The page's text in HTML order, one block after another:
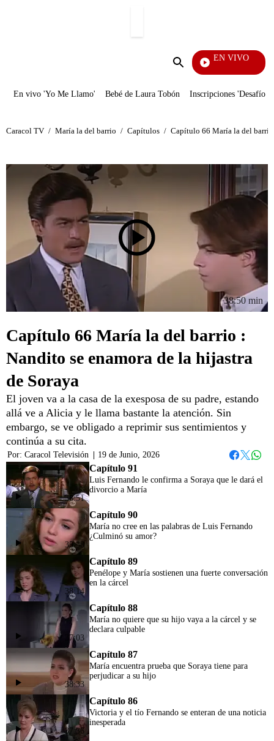
Enviar
EN VIVO
Se
En vivo 'Yo Me Llamo' Bebé de Laura Tobón Inscripciones 'Desafío'
Caracol TV / María la del barrio / Capítulos / Capítulo 66 María la del barrio
38:50 min
Capítulo 66 María la del barrio :
Nandito se enamora de la hijastra
de Soraya
El joven va a la casa de la exesposa de su padre, estando
allá ve a Alicia y le llama bastante la atención. Sin
embargo, se ve obligado a reprimir sus sentimientos y
continúa a su cita.
Por: Caracol Televisión
19 de Junio, 2026
38:51
Capítulo 91
Luis Fernando le confirma a Soraya que le dará el
divorcio a María
35:38
Capítulo 90
María no cree en las palabras de Luis Fernando
¿Culminó su amor?
38:14
Capítulo 89
Penélope y María sostienen una fuerte conversación
en la cárcel
37:03
Capítulo 88
María no quiere que su hijo vaya a la cárcel y se
declara culpable
38:33
Capítulo 87
María encuentra prueba que Soraya tiene para
perjudicar a su hijo
37:36
Capítulo 86
Victoria y el tío Fernando se enteran de una noticia
inesperada